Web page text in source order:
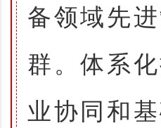
备领域先
群。体系
业协同和